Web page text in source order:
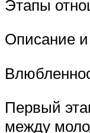
Этапы
Описание и
Первый
между